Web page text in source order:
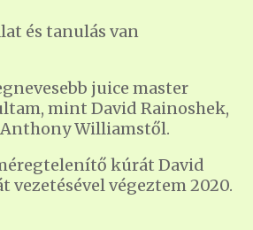
és tanulás van
juice master
mint David Rainoshek,
Anthony Williamstől.
kúrát David
vezetésével végeztem 2020.